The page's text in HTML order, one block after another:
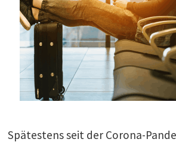
Spätestens seit der Corona-